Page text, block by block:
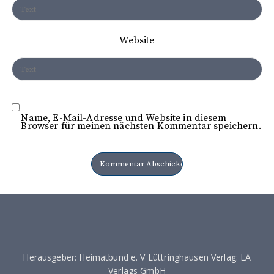
o
Website
Name, E-Mail-Adresse und Website in diesem
Browser für meinen nächsten Kommentar speichern.
Herausgeber: Heimatbund e. V Lüttringhausen Verlag: LA
Verlags GmbH